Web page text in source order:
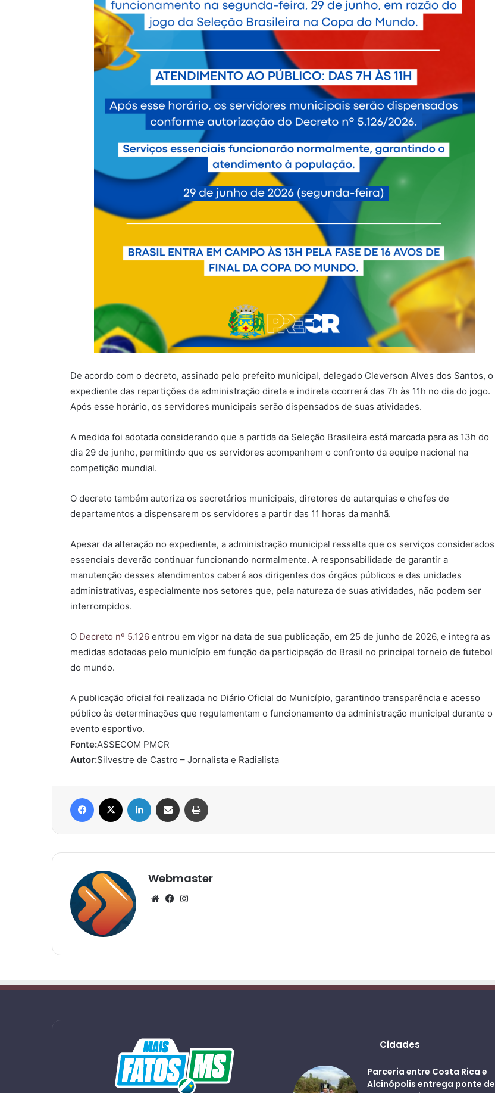
De acordo com o decreto, assinado pelo prefeito municipal, delegado Cleverson Alves dos Santos, o
expediente das repartições da administração direta e indireta ocorrerá das 7h às 11h no dia do jogo.
Após esse horário, os servidores municipais serão dispensados de suas atividades.
A medida foi adotada considerando que a partida da Seleção Brasileira está marcada para as 13h do
dia 29 de junho, permitindo que os servidores acompanhem o confronto da equipe nacional na
competição mundial.
O decreto também autoriza os secretários municipais, diretores de autarquias e chefes de
departamentos a dispensarem os servidores a partir das 11 horas da manhã.
Apesar da alteração no expediente, a administração municipal ressalta que os serviços considerados
essenciais deverão continuar funcionando normalmente. A responsabilidade de garantir a
manutenção desses atendimentos caberá aos dirigentes dos órgãos públicos e das unidades
administrativas, especialmente nos setores que, pela natureza de suas atividades, não podem ser
interrompidos.
O Decreto nº 5.126 entrou em vigor na data de sua publicação, em 25 de junho de 2026, e integra as
medidas adotadas pelo município em função da participação do Brasil no principal torneio de futebol
do mundo.
A publicação oficial foi realizada no Diário Oficial do Município, garantindo transparência e acesso
público às determinações que regulamentam o funcionamento da administração municipal durante o
evento esportivo.
Fonte:ASSECOM PMCR
Autor:Silvestre de Castro – Jornalista e Radialista
Facebook Linkedin Compartilhar via e-mail
Webmaster
WebsiteFacebook
Cidades
Parceria entre Costa Rica e
Alcinópolis entrega ponte de